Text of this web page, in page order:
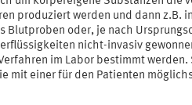
produziert werden und dann z.B.
Blutproben oder, je nach
nicht-invasiv
im Labor bestimmt werden.
mit einer für den Patienten